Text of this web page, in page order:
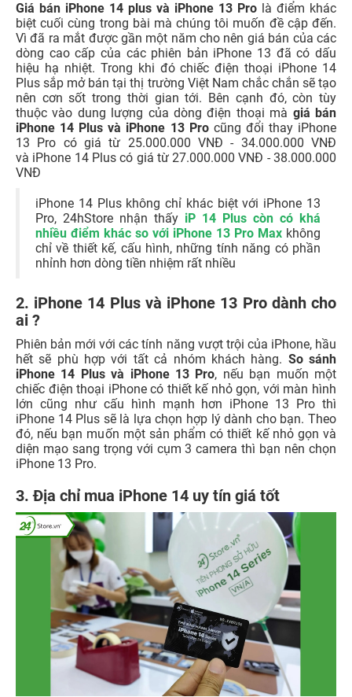
Giá bán iPhone 14 plus và iPhone 13 Pro là điểm khác
biệt cuối cùng trong bài mà chúng tôi muốn đề cập đến.
Vì đã ra mắt được gần một năm cho nên giá bán của các
dòng cao cấp của các phiên bản iPhone 13 đã có dấu
hiệu hạ nhiệt. Trong khi đó chiếc điện thoại iPhone 14
Plus sắp mở bán tại thị trường Việt Nam chắc chắn sẽ tạo
nên cơn sốt trong thời gian tới. Bên cạnh đó, còn tùy
thuộc vào dung lượng của dòng điện thoại mà giá bán
iPhone 14 Plus và iPhone 13 Pro cũng đổi thay iPhone
13 Pro có giá từ 25.000.000 VNĐ - 34.000.000 VNĐ
và iPhone 14 Plus có giá từ 27.000.000 VNĐ - 38.000.000
VNĐ
iPhone 14 Plus không chỉ khác biệt với iPhone 13
Pro, 24hStore nhận thấy iP 14 Plus còn có khá
nhiều điểm khác so với iPhone 13 Pro Max không
chỉ về thiết kế, cấu hình, những tính năng có phần
nhỉnh hơn dòng tiền nhiệm rất nhiều
2. iPhone 14 Plus và iPhone 13 Pro dành cho
ai ?
Phiên bản mới với các tính năng vượt trội của iPhone, hầu
hết sẽ phù hợp với tất cả nhóm khách hàng. So sánh
iPhone 14 Plus và iPhone 13 Pro, nếu bạn muốn một
chiếc điện thoại iPhone có thiết kế nhỏ gọn, với màn hình
lớn cũng như cấu hình mạnh hơn iPhone 13 Pro thì
iPhone 14 Plus sẽ là lựa chọn hợp lý dành cho bạn. Theo
đó, nếu bạn muốn một sản phẩm có thiết kế nhỏ gọn và
diện mạo sang trọng với cụm 3 camera thì bạn nên chọn
iPhone 13 Pro.
3. Địa chỉ mua iPhone 14 uy tín giá tốt